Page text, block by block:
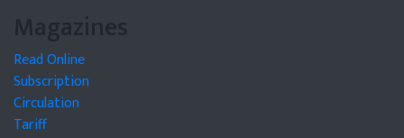
Magazines
Read Online
Subscription
Circulation
Tariff